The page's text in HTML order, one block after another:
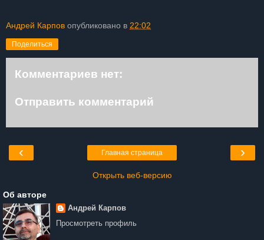
Андрей Карпов опубликовано в 22:02
Поделиться
Комментариев нет:
Отправить комментарий
‹ ›
Главная страница
Открыть веб-версию
Об авторе
Андрей Карпов
Просмотреть профиль